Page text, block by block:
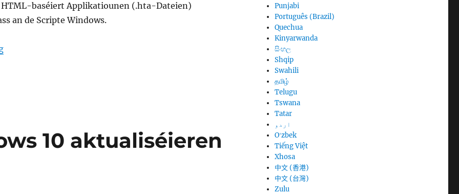
HTML-baséiert Applikatiounen (.hta-Dateien)
an de Scripte Windows.
“mshta.exe Microsoft (R) HTML Uwendungsgaascht”
10 aktualiséieren
Punjabi
Português (Brazil)
Quechua
Kinyarwanda
සිංහල
Shqip
Swahili
தமிழ்
Telugu
Tswana
Tatar
اردو
Oʻzbek
Tiếng Việt
Xhosa
中文 (香港)
中文 (台灣)
Zulu